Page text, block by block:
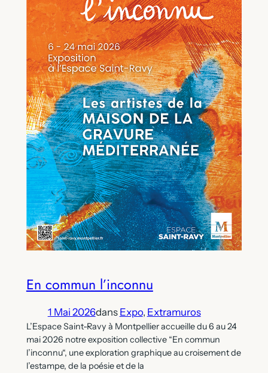
En commun l’inconnu
1 Mai 2026dans Expo, Extramuros
L’Espace Saint-Ravy à Montpellier accueille du 6 au 24
mai 2026 notre exposition collective “En commun
l’inconnu“, une exploration graphique au croisement de
l’estampe, de la poésie et de la